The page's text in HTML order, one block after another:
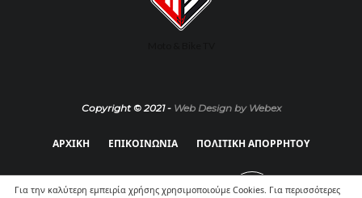
Για την καλύτερη εμπειρία χρήσης χρησιμοποιούμε Cookies. Για περισσότερες
Copyright © 2021 - Web Design by Webex
ΑΡΧΙΚΗ ΕΠΙΚΟΙΝΩΝΙΑ ΠΟΛΙΤΙΚΗ ΑΠΟΡΡΗΤΟΥ